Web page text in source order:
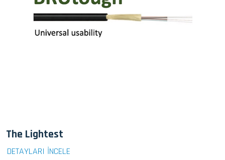
The Lightest
DETAYLARI İNCELE